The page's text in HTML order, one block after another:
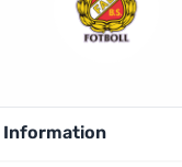
Information